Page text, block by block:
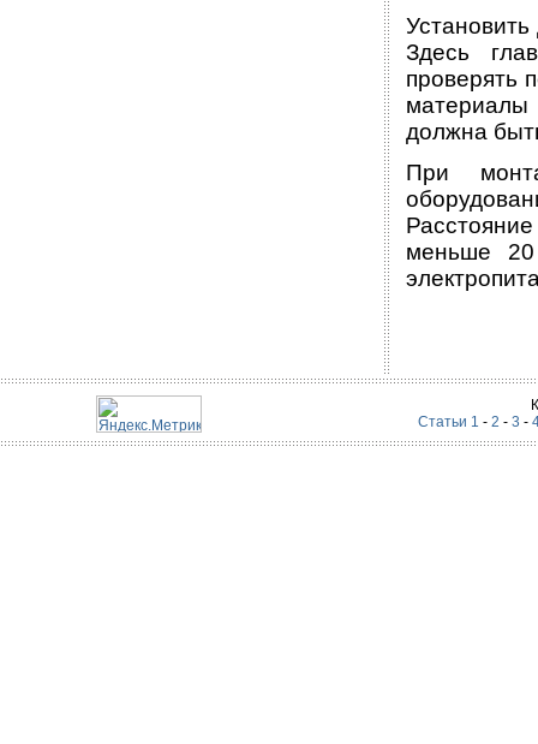
Здесь
проверять
материалы
должна
При
меньше 20
Статьи 1 - 2 - 3 -